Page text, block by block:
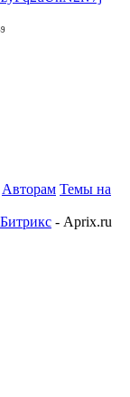
Авторам Темы на
- Aprix.ru